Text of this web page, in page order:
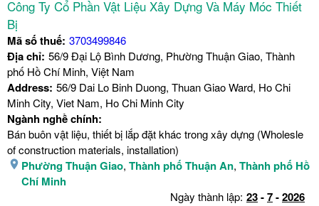
Công Ty Cổ Phần Vật Liệu Xây Dựng Và Máy Móc Thiết
Bị
Mã số thuế: 3703499846
Địa chỉ: 56/9 Đại Lộ Bình Dương, Phường Thuận Giao, Thành
phố Hồ Chí Minh, Việt Nam
Address: 56/9 Dai Lo Binh Duong, Thuan Giao Ward, Ho Chi
Minh City, Viet Nam, Ho Chi Minh City
Ngành nghề chính:
Bán buôn vật liệu, thiết bị lắp đặt khác trong xây dựng (Wholesle
of construction materials, installation)
Phường Thuận Giao, Thành phố Thuận An, Thành phố Hồ
Chí Minh
Ngày thành lập: 23-7-2026